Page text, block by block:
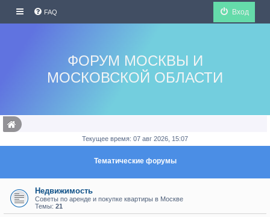
FAQ Вход
ФОРУМ МОСКВЫ И
МОСКОВСКОЙ ОБЛАСТИ
Текущее время: 07 авг 2026, 15:07
Тематические форумы
Недвижимость
Советы по аренде и покупке квартиры в Москве
Темы: 21